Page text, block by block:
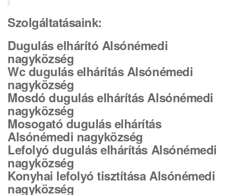
Szolgáltatásaink:
Dugulás elhárító Alsónémedi
nagyközség
Wc dugulás elhárítás Alsónémedi
nagyközség
Mosdó dugulás elhárítás Alsónémedi
nagyközség
Mosogató dugulás elhárítás
Alsónémedi nagyközség
Lefolyó dugulás elhárítás Alsónémedi
nagyközség
Konyhai lefolyó tisztítása Alsónémedi
nagyközség